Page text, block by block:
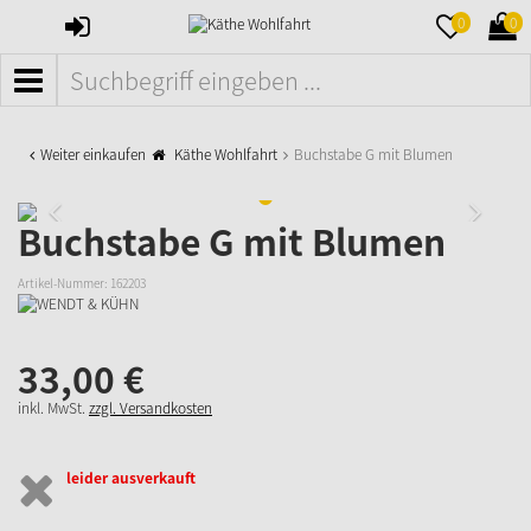
ANMELDEN 0 0
MENÜ
Weiter einkaufen Käthe Wohlfahrt Buchstabe G mit Blumen
Buchstabe G mit Blumen
Artikel-Nummer: 162203
33,00€
inkl. MwSt. zzgl. Versandkosten
leider ausverkauft